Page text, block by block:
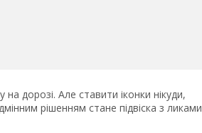
дорозі. Але ставити іконки нікуди,
рішенням стане підвіска з ликами